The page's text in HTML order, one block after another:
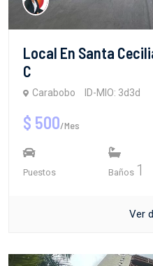
Local En Santa
C
Carabobo ID-MIO: 3d3d
$ 500/Mes
Puestos Baños 1
Ver